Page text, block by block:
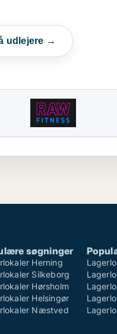
udlejere →
søgninger
Herning
Silkeborg
Hørsholm
Helsingør
Næstved